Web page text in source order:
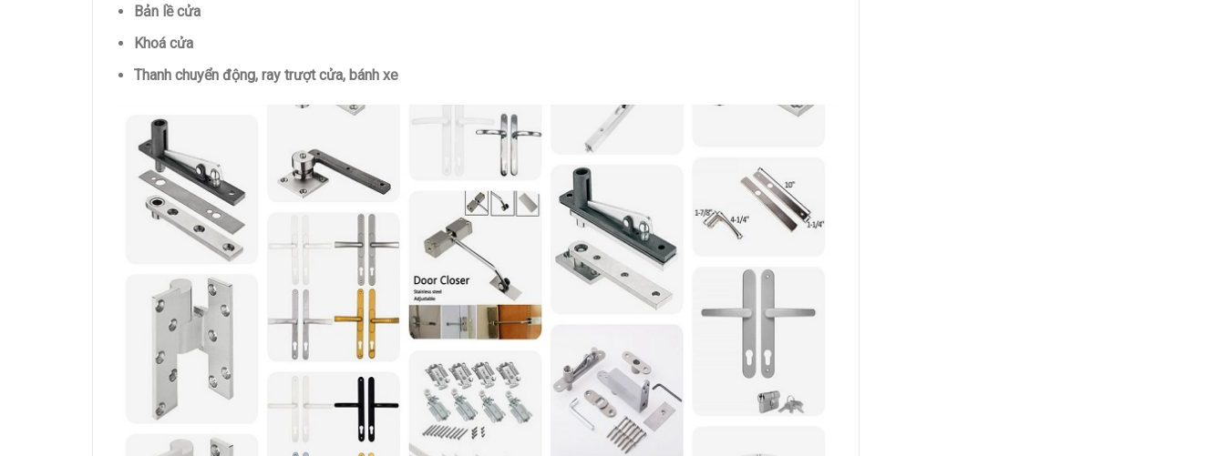
Bản lề cửa
Khoá cửa
Thanh chuyển động, ray trượt cửa, bánh xe